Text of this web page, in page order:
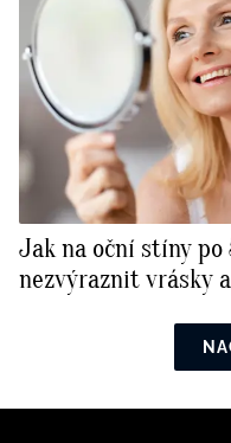
Jak na oční stíny po
nezvýraznit vrásky